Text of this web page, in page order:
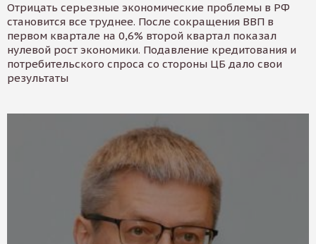
Отрицать серьезные экономические проблемы в РФ
становится все труднее. После сокращения ВВП в
первом квартале на 0,6% второй квартал показал
нулевой рост экономики. Подавление кредитования и
потребительского спроса со стороны ЦБ дало свои
результаты